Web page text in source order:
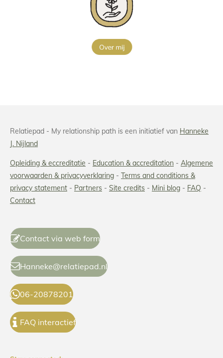
Relatiepad - My relationship path is een initiatief van Hanneke
J. Nijland
Opleiding & eccreditatie - Education & accreditation - Algemene
voorwaarden & privacyverklaring - Terms and conditions &
privacy statement - Partners - Site credits - Mini blog - FAQ -
Contact
Contact via web form
Hanneke@relatiepad.nl
06-20878201
FAQ interactief